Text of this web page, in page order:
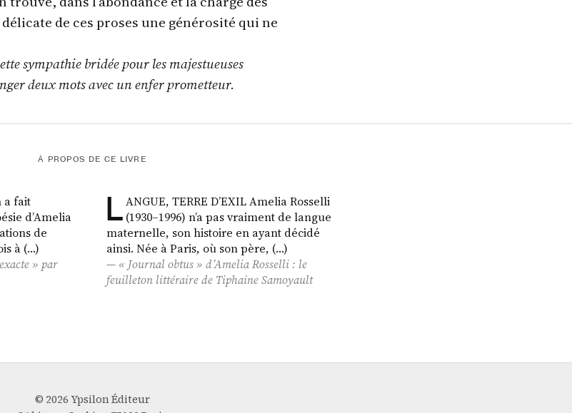
de ces proses une générosité qui ne
sympathie bridée pour les majestueuses
deux mots avec un enfer prometteur.
À PROPOS DE CE LIVRE
a fait
d’Amelia
de
à (…)
» par
L ANGUE, TERRE D’EXIL Amelia Rosselli
(1930–1996) n’a pas vraiment de langue
maternelle, son histoire en ayant décidé
ainsi. Née à Paris, où son père, (…)
« Journal obtus » d’Amelia Rosselli : le
feuilleton littéraire de Tiphaine Samoyault
© 2026 Ypsilon Éditeur